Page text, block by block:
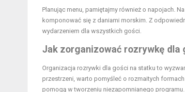
Planując menu, pamiętajmy również o napojach.
komponować się z daniami morskim. Z
wydarzeniem dla wszystkich gości.
Jak zorganizować rozrywkę dla
Organizacja rozrywki dla gości na statku to
przestrzeni, warto pomyśleć o rozmaitych
pomogą w tworzeniu niezapomnianego programu.